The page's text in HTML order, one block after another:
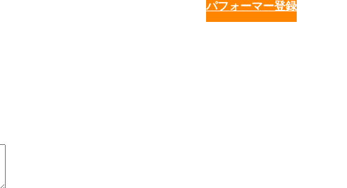
パフォーマー登録